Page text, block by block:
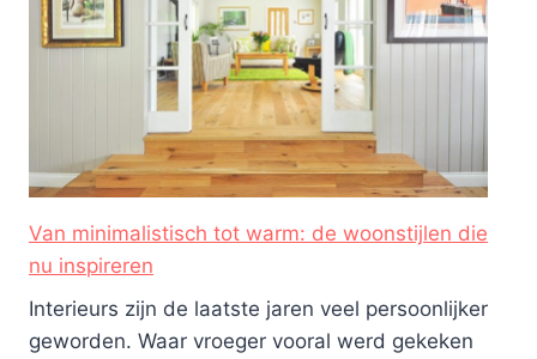
Van minimalistisch tot warm: de woonstijlen die
nu inspireren
Interieurs zijn de laatste jaren veel persoonlijker
geworden. Waar vroeger vooral werd gekeken